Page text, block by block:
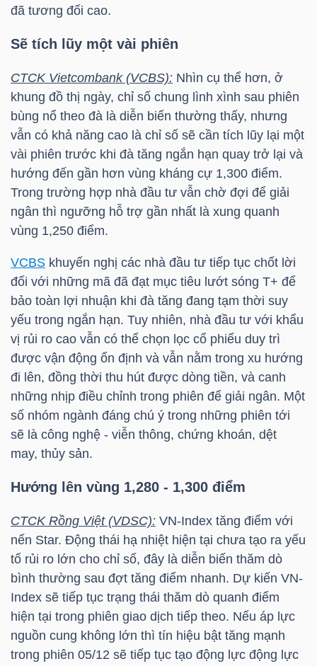
đã tương đối cao.
Sẽ tích lũy một vài phiên
CTCK Vietcombank (VCBS): Nhìn cụ thể hơn, ở
khung đồ thị ngày, chỉ số chung lình xình sau phiên
bùng nổ theo đà là diễn biến thường thấy, nhưng
vẫn có khả năng cao là chỉ số sẽ cần tích lũy lại một
vài phiên trước khi đà tăng ngắn hạn quay trở lại và
hướng đến gần hơn vùng kháng cự 1,300 điểm.
Trong trường hợp nhà đầu tư vẫn chờ đợi để giải
ngân thì ngưỡng hỗ trợ gần nhất là xung quanh
vùng 1,250 điểm.
VCBS khuyến nghị các nhà đầu tư tiếp tục chốt lời
đối với những mã đã đạt mục tiêu lướt sóng T+ để
bảo toàn lợi nhuận khi đà tăng đang tạm thời suy
yếu trong ngắn hạn. Tuy nhiên, nhà đầu tư với khẩu
vị rủi ro cao vẫn có thể chọn lọc cổ phiếu duy trì
được vận động ổn định và vẫn nằm trong xu hướng
đi lên, đồng thời thu hút được dòng tiền, và canh
những nhịp điều chỉnh trong phiên để giải ngân. Một
số nhóm ngành đáng chú ý trong những phiên tới
sẽ là công nghệ - viễn thông, chứng khoán, dệt
may, thủy sản.
Hướng lên vùng 1,280 - 1,300 điểm
CTCK Rồng Việt (VDSC): VN-Index tăng điểm với
nến Star. Động thái hạ nhiệt hiện tại chưa tạo ra yếu
tố rủi ro lớn cho chỉ số, đây là diễn biến thăm dò
bình thường sau đợt tăng điểm nhanh. Dự kiến VN-
Index sẽ tiếp tục trạng thái thăm dò quanh điểm
hiện tại trong phiên giao dịch tiếp theo. Nếu áp lực
nguồn cung không lớn thì tín hiệu bật tăng mạnh
trong phiên 05/12 sẽ tiếp tục tạo động lực động lực
TÀI
NHÂN
PHÂN
TÍCH
VIETSTOCKFINANCE
VĨ
MÔ
NGÀNH
DOANH
CỔ
PHIẾU
PHÁI
SINH